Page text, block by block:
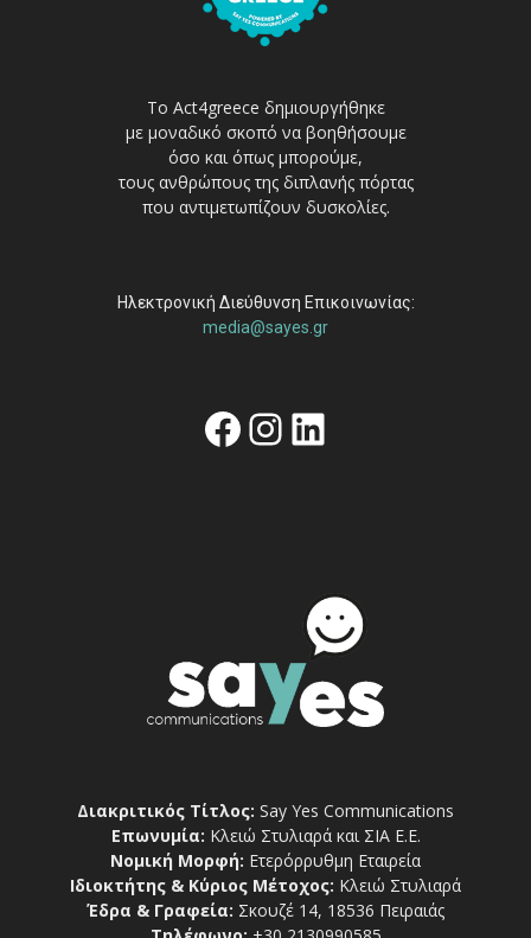
Το Act4greece δημιουργήθηκε
με μοναδικό σκοπό να βοηθήσουμε
όσο και όπως μπορούμε,
τους ανθρώπους της διπλανής πόρτας
που αντιμετωπίζουν δυσκολίες.
Ηλεκτρονική Διεύθυνση Επικοινωνίας:
media@sayes.gr
Facebook
Instagram
Linkedin
Διακριτικός Τίτλος: Say Yes Communications
Επωνυμία: Κλειώ Στυλιαρά και ΣΙΑ Ε.Ε.
Νομική Μορφή: Ετερόρρυθμη Εταιρεία
Ιδιοκτήτης & Κύριος Μέτοχος: Κλειώ Στυλιαρά
Έδρα & Γραφεία: Σκουζέ 14, 18536 Πειραιάς